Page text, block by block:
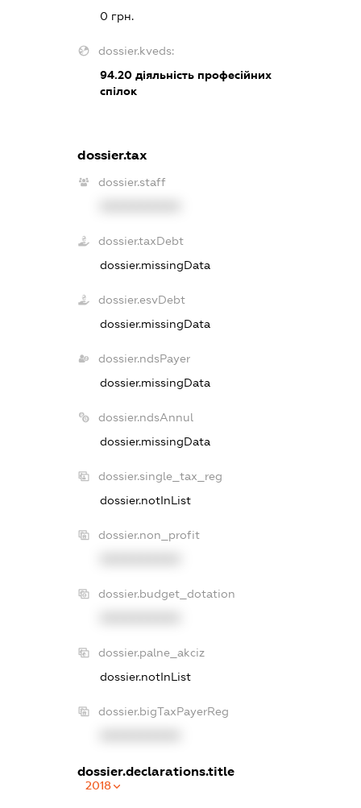
0 грн.
dossier.kveds:
94.20 діяльність професійних
спілок
dossier.tax
dossier.staff
dossier.taxDebt
dossier.missingData
dossier.esvDebt
dossier.missingData
dossier.ndsPayer
dossier.missingData
dossier.ndsAnnul
dossier.missingData
dossier.single_tax_reg
dossier.notInList
dossier.non_profit
dossier.budget_dotation
dossier.palne_akciz
dossier.notInList
dossier.bigTaxPayerReg
dossier.declarations.title
2018